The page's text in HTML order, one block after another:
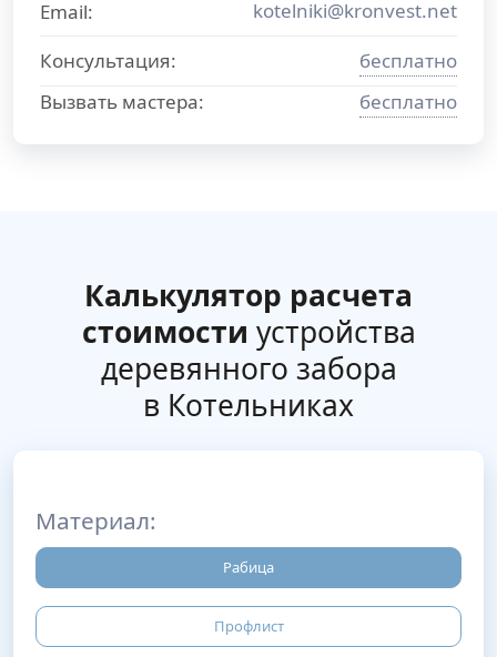
Email:
kotelniki@kronvest.net
Консультация:
бесплатно
Вызвать мастера:
бесплатно
Калькулятор расчета
стоимости устройства
деревянного забора
в Котельниках
Материал:
Рабица
Профлист